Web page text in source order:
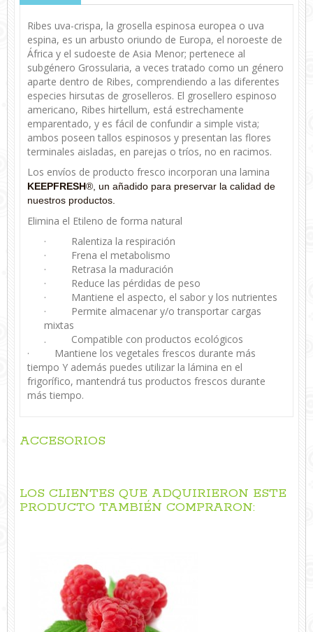
Ribes uva-crispa, la grosella espinosa europea o uva
espina, es un arbusto oriundo de Europa, el noroeste de
África y el sudoeste de Asia Menor; pertenece al
subgénero Grossularia, a veces tratado como un género
aparte dentro de Ribes, comprendiendo a las diferentes
especies hirsutas de groselleros. El grosellero espinoso
americano, Ribes hirtellum, está estrechamente
emparentado, y es fácil de confundir a simple vista;
ambos poseen tallos espinosos y presentan las flores
terminales aisladas, en parejas o tríos, no en racimos.
Los envíos de producto fresco incorporan una lamina
KEEPFRESH®, un añadido para preservar la calidad de
nuestros productos.
Elimina el Etileno de forma natural
· Ralentiza la respiración
· Frena el metabolismo
· Retrasa la maduración
· Reduce las pérdidas de peso
· Mantiene el aspecto, el sabor y los nutrientes
· Permite almacenar y/o transportar cargas
mixtas
. Compatible con productos ecológicos
· Mantiene los vegetales frescos durante más
tiempo Y además puedes utilizar la lámina en el
frigorífico, mantendrá tus productos frescos durante
más tiempo.
ACCESORIOS
LOS CLIENTES QUE ADQUIRIERON ESTE
PRODUCTO TAMBIÉN COMPRARON: